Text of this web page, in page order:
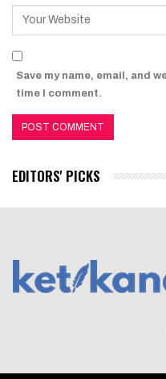
Save my name, email, and
time I comment.
EDITORS' PICKS